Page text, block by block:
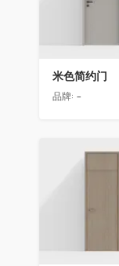
米色简约门
品牌: -
收藏